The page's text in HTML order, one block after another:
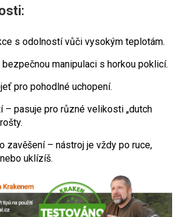
s odolností vůči vysokým teplotám.
manipulaci s horkou poklicí.
pro pohodlné uchopení.
– pasuje pro různé velikosti „dutch
zavěšení – nástroj je vždy po ruce,
uklízíš.